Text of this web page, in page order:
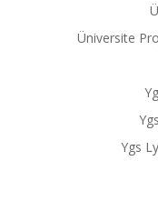
Üniversite
Ygs